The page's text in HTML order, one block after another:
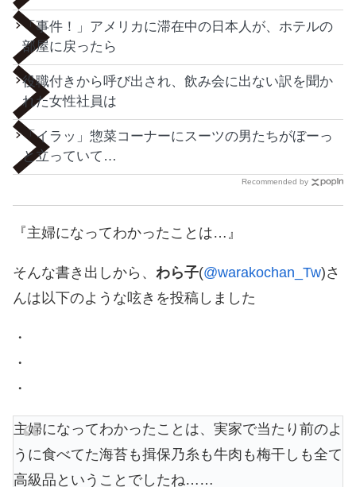
「事件！」アメリカに滞在中の日本人が、ホテルの
部屋に戻ったら
役職付きから呼び出され、飲み会に出ない訳を聞か
れた女性社員は
「イラッ」惣菜コーナーにスーツの男たちがぼーっ
と立っていて…
Recommended by
『主婦になってわかったことは…』
そんな書き出しから、 わら子(@warakochan_Tw)さ
んは以下のような呟きを投稿しました
・
・
・
主婦になってわかったことは、実家で当たり前のよ
うに食べてた海苔も揖保乃糸も牛肉も梅干しも全て
高級品ということでしたね……